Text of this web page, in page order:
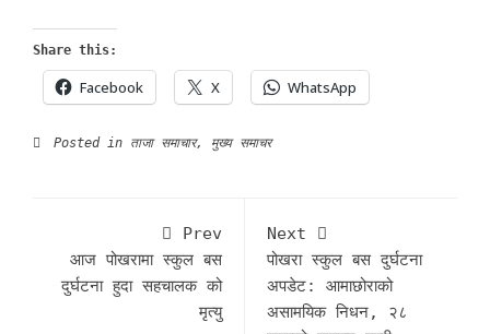
Share this:
Facebook X WhatsApp
Posted in ताजा समाचार, मुख्य समाचर
Prev
आज पोखरामा स्कुल बस
दुर्घटना हुदा सहचालक को
मृत्यु
Next
पोखरा स्कुल बस दुर्घटना
अपडेट: आमाछोराको
असामयिक निधन, २८